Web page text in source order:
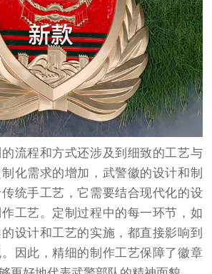
流程和方式还涉及到细致的工艺与
化需求的增加，武警徽的设计和制
统手工艺，它需要结合现代化的设
工艺。定制过程中的每一环节，如
设计和工艺的实施，都直接影响到
因此，精细的制作工艺保障了徽章